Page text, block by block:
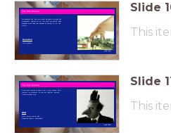
Surrealistische film. Een man steekt zijn hand uit en grijpt een
stadsgezicht. Hij draait het om, het wordt een plafond. Kleine
speelgoed auto's vallen naar beneden en hij vangt ze met een
emmer.
Kenotron
Artist:unknown
The One Minute
beeld:DHVR
Slide
This
A man and a woman sit down to eat a roast chicken. She is
reluctant, he is insistent. As they eat together, alarming
transformations occur.
HEN
Artist: Emma van der Vliet
Production Country: Netherlands.
The One Minute
beeld:DHVR
Slide
This